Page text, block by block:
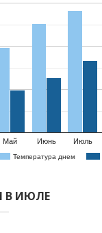
Температура днем
Май Июнь Июль
В ИЮЛЕ